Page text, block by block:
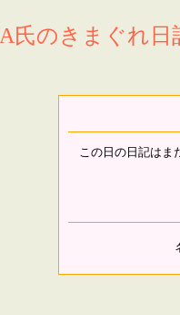
A氏のきまぐれ日
この日の日記はま